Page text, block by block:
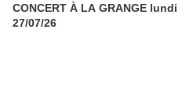
CONCERT À LA GRANGE lundi
27/07/26